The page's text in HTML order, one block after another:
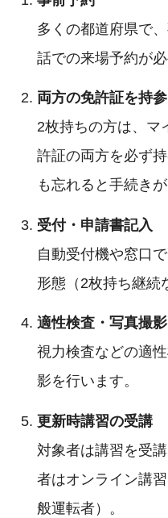
多くの都道府県で
話での来場予約が必
両方の免許証を持参
2枚持ちの方は、マ
許証の両方を必ず
も忘れると手続きが
受付・申請書記入
自動受付機や窓口
形態（2枚持ち継続
適性検査・写真撮影
視力検査などの適
影を行います。
更新時講習の受講
対象者は講習を受
者はオンライン講
般運転者）。